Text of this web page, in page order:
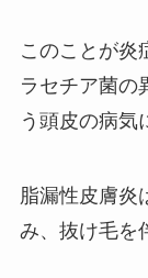
このことが炎
ラセチア菌の
う頭皮の病気
脂漏性皮膚炎
み、抜け毛を